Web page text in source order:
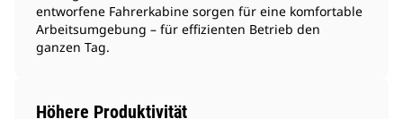
entworfene Fahrerkabine sorgen für eine komfortable
Arbeitsumgebung – für effizienten Betrieb den
ganzen Tag.
Höhere Produktivität